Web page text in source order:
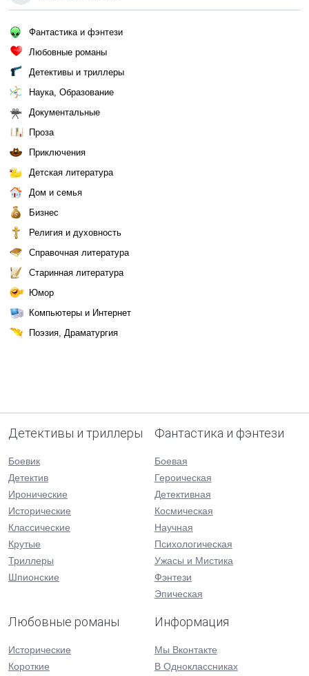
Фантастика и фэнтези
Любовные романы
Детективы и триллеры
Наука, Образование
Документальные
Проза
Приключения
Детская литература
Дом и семья
Бизнес
Религия и духовность
Справочная литература
Старинная литература
Юмор
Компьютеры и Интернет
Поэзия, Драматургия
Детективы и триллеры
Боевик
Детектив
Иронические
Исторические
Классические
Крутые
Триллеры
Шпионские
Фантастика и фэнтези
Боевая
Героическая
Детективная
Космическая
Научная
Психологическая
Ужасы и Мистика
Фэнтези
Эпическая
Любовные романы
Исторические
Короткие
Информация
Мы Вконтакте
В Одноклассниках